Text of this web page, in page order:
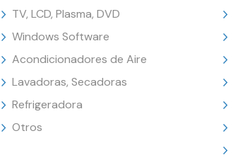
TV, LCD, Plasma, DVD
Windows Software
Acondicionadores de Aire
Lavadoras, Secadoras
Refrigeradora
Otros